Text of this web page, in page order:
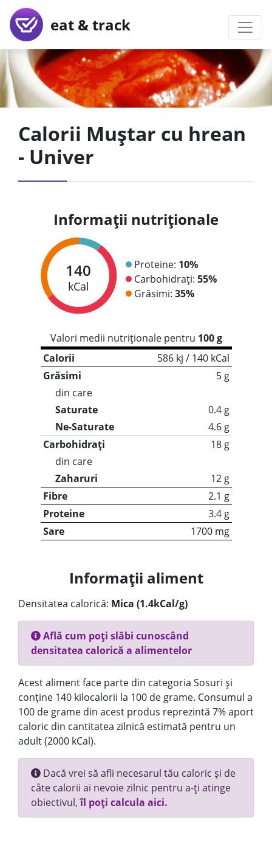
eat & track
Calorii Muștar cu hrean
- Univer
Informații nutriționale
140
kCal
Proteine: 10%
Carbohidrați: 55%
Grăsimi: 35%
Valori medii nutriționale pentru 100 g
Calorii
586 kj / 140 kCal
Grăsimi
5 g
din care
Saturate
0.4 g
Ne-Saturate
4.6 g
Carbohidrați
18 g
din care
Zaharuri
12 g
Fibre
2.1 g
Proteine
3.4 g
Sare
1700 mg
Informații aliment
Densitatea calorică: Mica (1.4kCal/g)
Află cum poți slăbi cunoscând
densitatea calorică a alimentelor
Acest aliment face parte din categoria Sosuri și
conține 140 kilocalorii la 100 de grame. Consumul a
100 de grame din acest produs reprezintă 7% aport
caloric din cantitatea zilnică estimată pentru un
adult (2000 kCal).
Dacă vrei să afli necesarul tău caloric și de
câte calorii ai nevoie zilnic pentru a-ți atinge
obiectivul,îl poți calcula aici.